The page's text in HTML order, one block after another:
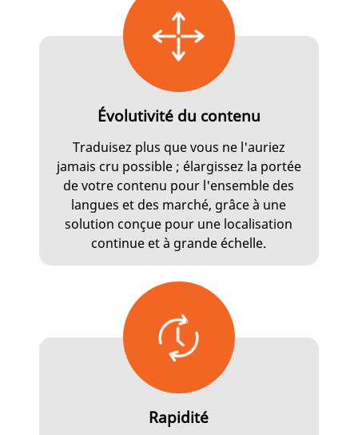
Évolutivité du contenu
Traduisez plus que vous ne l'auriez
jamais cru possible ; élargissez la portée
de votre contenu pour l'ensemble des
langues et des marché, grâce à une
solution conçue pour une localisation
continue et à grande échelle.
Rapidité